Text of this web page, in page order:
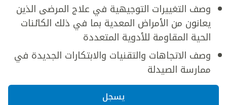
وصف التغييرات التوجيهية في علاج المرضى الذين
يعانون من الأمراض المعدية بما في ذلك الكائنات
الحية المقاومة للأدوية المتعددة
وصف الاتجاهات والتقنيات والابتكارات الجديدة في
ممارسة الصيدلة
يسجل